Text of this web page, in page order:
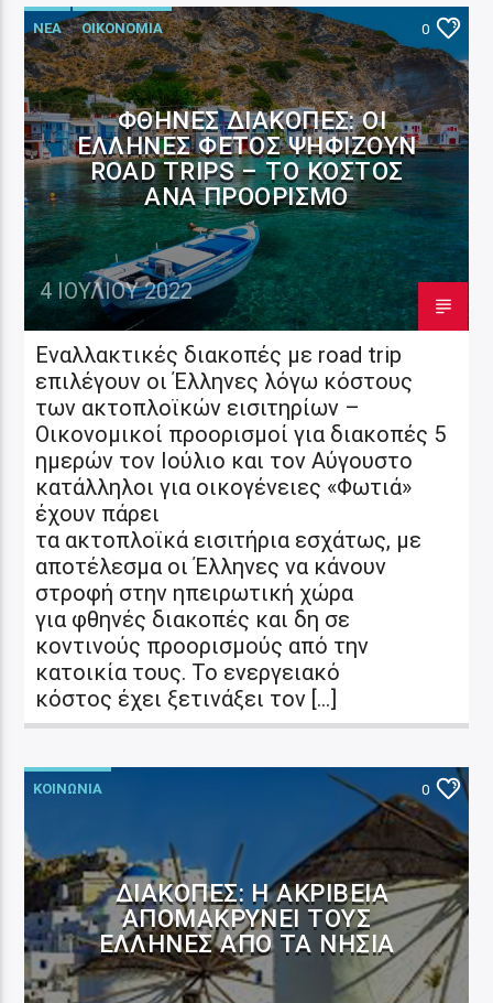
ΝΕΑ ΟΙΚΟΝΟΜΙΑ 0
ΦΘΗΝΈΣ ΔΙΑΚΟΠΈΣ: ΟΙ
ΈΛΛΗΝΕΣ ΦΈΤΟΣ ΨΗΦΊΖΟΥΝ
ROAD TRIPS – ΤΟ ΚΌΣΤΟΣ
ΑΝΆ ΠΡΟΟΡΙΣΜΌ
4 ΙΟΥΛΊΟΥ 2022
Εναλλακτικές διακοπές με road trip
επιλέγουν οι Έλληνες λόγω κόστους
των ακτοπλοϊκών εισιτηρίων –
Οικονομικοί προορισμοί για διακοπές 5
ημερών τον Ιούλιο και τον Αύγουστο
κατάλληλοι για οικογένειες «Φωτιά»
έχουν πάρει
τα ακτοπλοϊκά εισιτήρια εσχάτως, με
αποτέλεσμα οι Έλληνες να κάνουν
στροφή στην ηπειρωτική χώρα
για φθηνές διακοπές και δη σε
κοντινούς προορισμούς από την
κατοικία τους. Το ενεργειακό
κόστος έχει ξετινάξει τον […]
ΚΟΙΝΩΝΙΑ 0
ΔΙΑΚΟΠΈΣ: Η ΑΚΡΊΒΕΙΑ
ΑΠΟΜΑΚΡΎΝΕΙ ΤΟΥΣ
ΈΛΛΗΝΕΣ ΑΠΌ ΤΑ ΝΗΣΙΆ